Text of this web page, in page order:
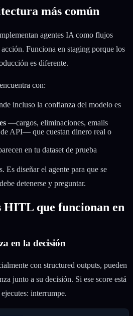
más común
agentes IA como flujos
Funciona en staging porque los
es diferente.
con:
incluso la confianza del modelo es
—cargos, eliminaciones, emails
API— que cuestan dinero real o
en tu dataset de prueba
Es diseñar el agente para que se
detenerse y preguntar.
HITL que funcionan en
en la decisión
con structured outputs, pueden
junto a su decisión. Si ese score está
interrumpe.